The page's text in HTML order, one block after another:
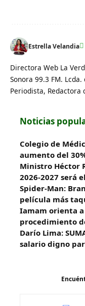
Estrella Velandia
Directora Web La
Sonora 99.3 FM.
Periodista, Redactora
Noticias
Colegio de
aumento del
Ministro Héctor
2026-2027 será
Spider-Man:
película más
Iamam orienta a
procedimiento
Darío Lima:
salario digno